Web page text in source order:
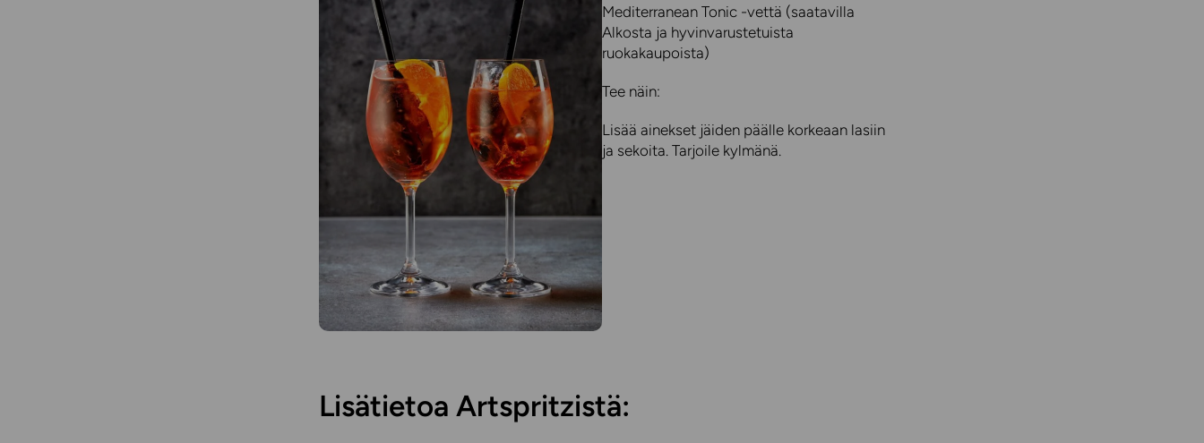
Mediterranean Tonic -vettä (saatavilla
Alkosta ja hyvinvarustetuista
ruokakaupoista)
Tee näin:
Lisää ainekset jäiden päälle korkeaan lasiin
ja sekoita. Tarjoile kylmänä.
Lisätietoa Artspritzistä: